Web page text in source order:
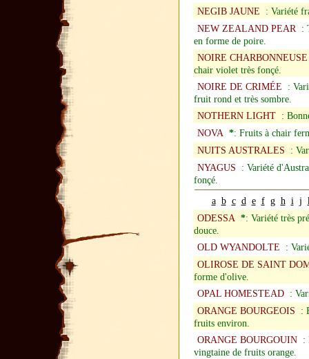
NEGIB JAUNE : Variété
NEW ZEALAND PEAR :
en forme de poire.
NOIRE CHARBONNEUSE
chair violet très fonçé.
NOIRE DE CRIMÉE :
fruit rond et très sombre.
NOTHERN LIGHT :
NOVA *: Fruits à chair
NUITS AUSTRALES :
NYAGUS : Variété
fonçé.
a b c d e f g h i j
ODESSA *: Variété très
douce.
OLD WYANDOLTE :
OLIROSE DE SAINT
forme d'olive.
OPAL HOMESTEAD :
ORANGE BOURGEOIS :
fruits environ.
ORANGE BOURGOUIN :
vingtaine de fruits orange.